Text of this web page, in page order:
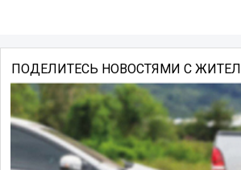
ПОДЕЛИТЕСЬ НОВОСТЯМИ С